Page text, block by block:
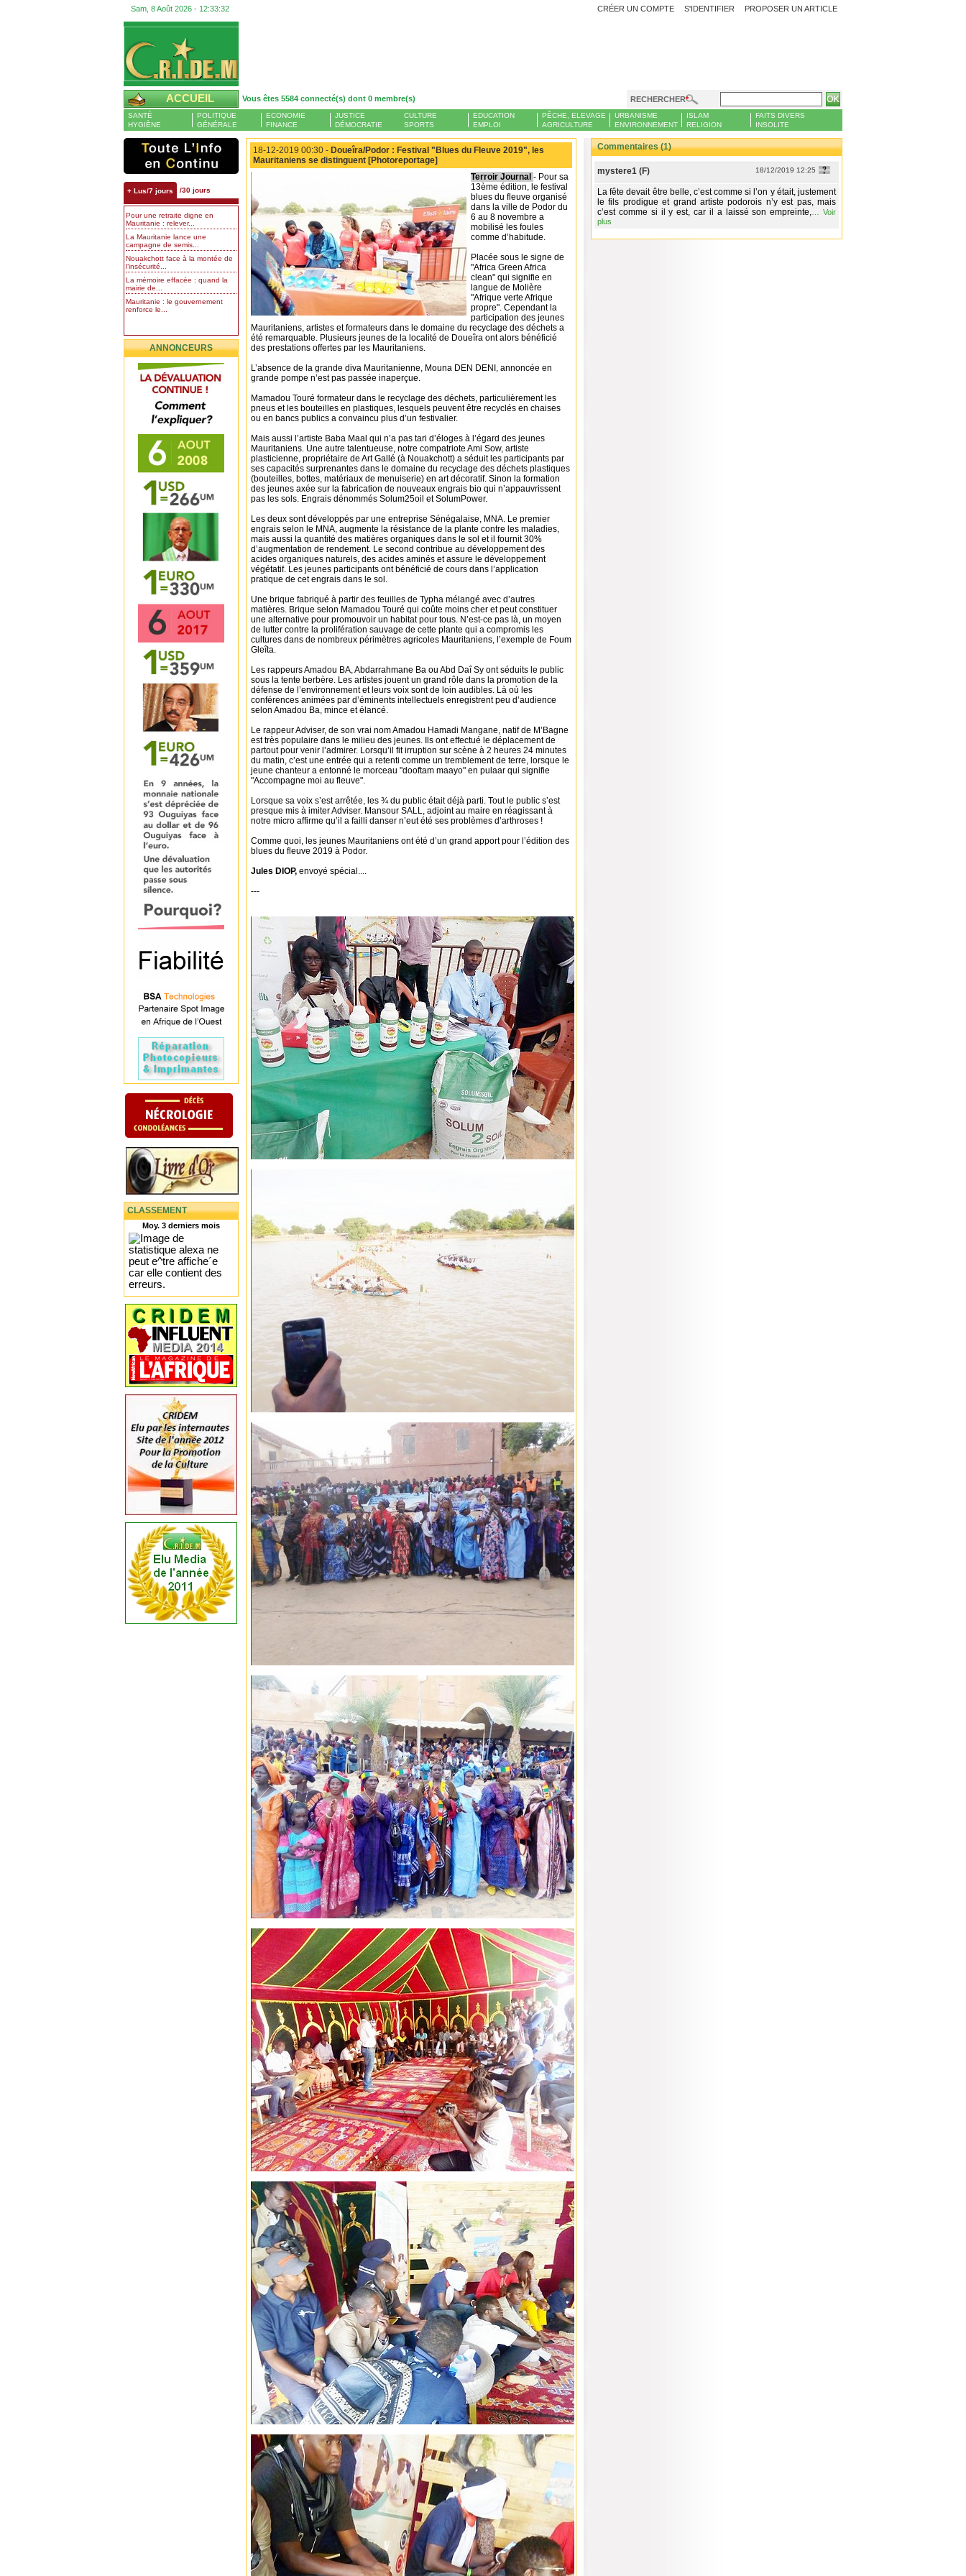
Sam, 8 Août 2026 - 12:33:34 PROPOSER UN ARTICLE
CRÉER UN COMPTE S'IDENTIFIER
ACCUEIL Vous êtes 5584 connecté(s) dont 0 membre(s) RECHERCHER
SANTÉ
HYGIÈNE
POLITIQUE
GÉNÉRALE
ECONOMIE
FINANCE
JUSTICE
DÉMOCRATIE
CULTURE
SPORTS
EDUCATION
EMPLOI
PÊCHE, ELEVAGE
AGRICULTURE
URBANISME
ENVIRONNEMENT
ISLAM
RELIGION
FAITS DIVERS
INSOLITE
+ Lus/7 jours /30 jours
Pour une retraite digne en
Mauritanie : relever...
La Mauritanie lance une
campagne de semis...
Nouakchott face à la montée de
l’insécurité...
La mémoire effacée : quand la
mairie de...
Mauritanie : le gouvernement
renforce le...
ANNONCEURS
CLASSEMENT
Moy. 3 derniers mois
18-12-2019 00:30 - Doueîra/Podor : Festival "Blues du Fleuve 2019", les
Mauritaniens se distinguent [Photoreportage]
Terroir Journal - Pour sa
13ème édition, le festival
blues du fleuve organisé
dans la ville de Podor du
6 au 8 novembre a
mobilisé les foules
comme d’habitude.
Placée sous le signe de
"Africa Green Africa
clean" qui signifie en
langue de Molière
ʺAfrique verte Afrique
propreʺ. Cependant la
participation des jeunes
Mauritaniens, artistes et formateurs dans le domaine du recyclage des déchets a
été remarquable. Plusieurs jeunes de la localité de Doueîra ont alors bénéficié
des prestations offertes par les Mauritaniens.
L’absence de la grande diva Mauritanienne, Mouna DEN DENI, annoncée en
grande pompe n’est pas passée inaperçue.
Mamadou Touré formateur dans le recyclage des déchets, particulièrement les
pneus et les bouteilles en plastiques, lesquels peuvent être recyclés en chaises
ou en bancs publics a convaincu plus d’un festivalier.
Mais aussi l’artiste Baba Maal qui n’a pas tari d’éloges à l’égard des jeunes
Mauritaniens. Une autre talentueuse, notre compatriote Ami Sow, artiste
plasticienne, propriétaire de Art Gallé (à Nouakchott) a séduit les participants par
ses capacités surprenantes dans le domaine du recyclage des déchets plastiques
(bouteilles, bottes, matériaux de menuiserie) en art décoratif. Sinon la formation
des jeunes axée sur la fabrication de nouveaux engrais bio qui n’appauvrissent
pas les sols. Engrais dénommés Solum25oil et SolumPower.
Les deux sont développés par une entreprise Sénégalaise, MNA. Le premier
engrais selon le MNA, augmente la résistance de la plante contre les maladies,
mais aussi la quantité des matières organiques dans le sol et il fournit 30%
d’augmentation de rendement. Le second contribue au développement des
acides organiques naturels, des acides aminés et assure le développement
végétatif. Les jeunes participants ont bénéficié de cours dans l’application
pratique de cet engrais dans le sol.
Une brique fabriqué à partir des feuilles de Typha mélangé avec d’autres
matières. Brique selon Mamadou Touré qui coûte moins cher et peut constituer
une alternative pour promouvoir un habitat pour tous. N’est-ce pas là, un moyen
de lutter contre la prolifération sauvage de cette plante qui a compromis les
cultures dans de nombreux périmètres agricoles Mauritaniens, l’exemple de Foum
Gleîta.
Les rappeurs Amadou BA, Abdarrahmane Ba ou Abd Daî Sy ont séduits le public
sous la tente berbère. Les artistes jouent un grand rôle dans la promotion de la
défense de l’environnement et leurs voix sont de loin audibles. Là où les
conférences animées par d’éminents intellectuels enregistrent peu d’audience
selon Amadou Ba, mince et élancé.
Le rappeur Adviser, de son vrai nom Amadou Hamadi Mangane, natif de M’Bagne
est très populaire dans le milieu des jeunes. Ils ont effectué le déplacement de
partout pour venir l’admirer. Lorsqu’il fit irruption sur scène à 2 heures 24 minutes
du matin, c’est une entrée qui a retenti comme un tremblement de terre, lorsque le
jeune chanteur a entonné le morceau "dooftam maayo" en pulaar qui signifie
"Accompagne moi au fleuve".
Lorsque sa voix s’est arrêtée, les ¾ du public était déjà parti. Tout le public s’est
presque mis à imiter Adviser. Mansour SALL, adjoint au maire en réagissant à
notre micro affirme qu’il a failli danser n’eut été ses problèmes d’arthroses !
Comme quoi, les jeunes Mauritaniens ont été d’un grand apport pour l’édition des
blues du fleuve 2019 à Podor.
Jules DIOP, envoyé spécial....
---
Commentaires (1)
mystere1 (F) 18/12/2019 12:25
La fête devait être belle, c’est comme si l’on y était, justement
le fils prodigue et grand artiste podorois n’y est pas, mais
c’est comme si il y est, car il a laissé son empreinte, …Voir
plus